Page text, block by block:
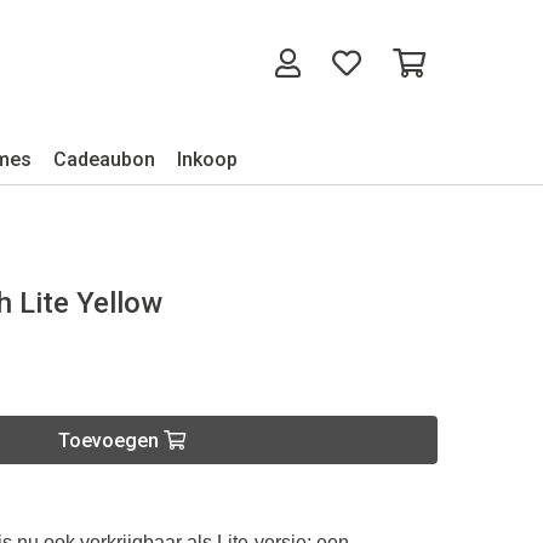
Cadeaubon Inkoop
Lite Yellow
Toevoegen